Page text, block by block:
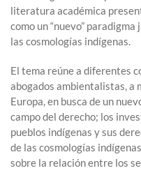
literatura académica
como un “nuevo”
las cosmologías indígenas.
El tema reúne a diferentes
abogados ambientalistas, a
Europa, en busca de un
campo del derecho; los
pueblos indígenas y sus
de las cosmologías
sobre la relación entre los